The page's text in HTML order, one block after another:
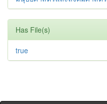
Has File(s)
true